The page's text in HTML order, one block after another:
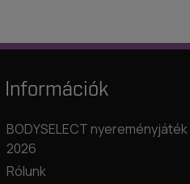
Információk
BODYSELECT
2026
Rólunk